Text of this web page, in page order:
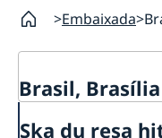
Embaixada
Brasil, Brasília
Ska du resa